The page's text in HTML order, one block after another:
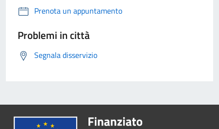
Prenota un appuntamento
Problemi in città
Segnala disservizio